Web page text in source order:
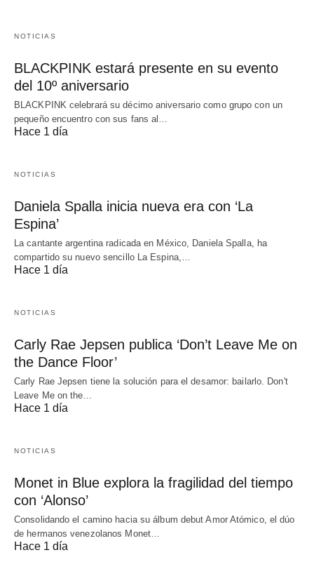
NOTICIAS
BLACKPINK estará presente en su evento
del 10º aniversario
BLACKPINK celebrará su décimo aniversario como grupo con un
pequeño encuentro con sus fans al…
Hace 1 día
NOTICIAS
Daniela Spalla inicia nueva era con ‘La
Espina’
La cantante argentina radicada en México, Daniela Spalla, ha
compartido su nuevo sencillo La Espina,…
Hace 1 día
NOTICIAS
Carly Rae Jepsen publica ‘Don’t Leave Me on
the Dance Floor’
Carly Rae Jepsen tiene la solución para el desamor: bailarlo. Don't
Leave Me on the…
Hace 1 día
NOTICIAS
Monet in Blue explora la fragilidad del tiempo
con ‘Alonso’
Consolidando el camino hacia su álbum debut Amor Atómico, el dúo
de hermanos venezolanos Monet…
Hace 1 día